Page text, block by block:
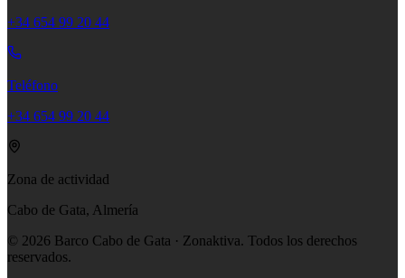
+34 654 99 20 44
Teléfono
+34 654 99 20 44
Zona de actividad
Cabo de Gata, Almería
© 2026 Barco Cabo de Gata · Zonaktiva. Todos los derechos
reservados.